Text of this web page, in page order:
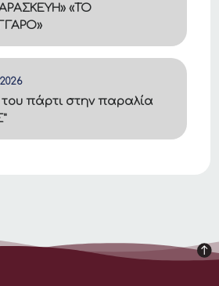
«ΤΟ
πάρτι στην παραλία